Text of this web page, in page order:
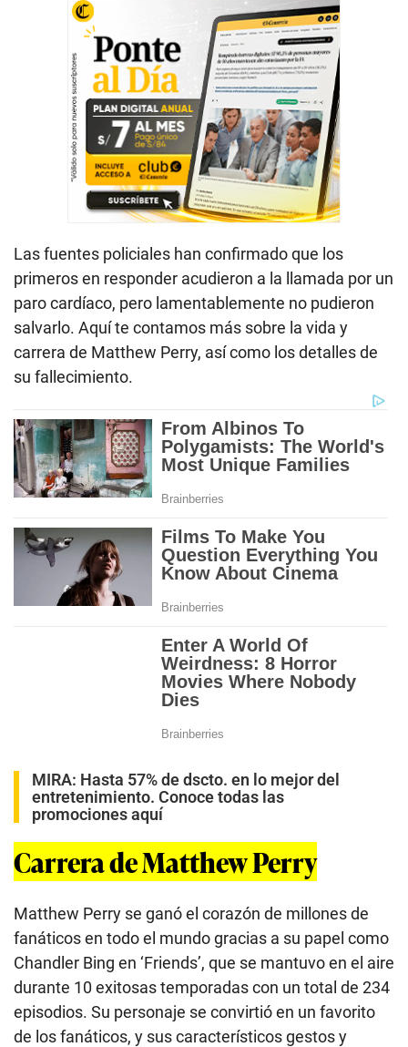
Las fuentes policiales han confirmado que los
primeros en responder acudieron a la llamada por un
paro cardíaco, pero lamentablemente no pudieron
salvarlo. Aquí te contamos más sobre la vida y
carrera de Matthew Perry, así como los detalles de
su fallecimiento.
MIRA: Hasta 57% de dscto. en lo mejor del
entretenimiento. Conoce todas las
promociones aquí
Carrera de Matthew Perry
Matthew Perry se ganó el corazón de millones de
fanáticos en todo el mundo gracias a su papel como
Chandler Bing en ‘Friends’, que se mantuvo en el aire
durante 10 exitosas temporadas con un total de 234
episodios. Su personaje se convirtió en un favorito
de los fanáticos, y sus característicos gestos y